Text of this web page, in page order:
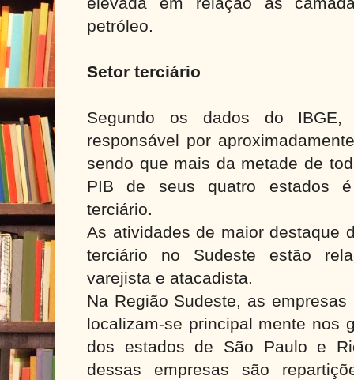
petróleo.
Setor terciário
Segundo os dados do
responsável por
sendo que mais da metade de
PIB de seus quatro estados
terciário.
As atividades de maior destaque
terciário no Sudeste estão
varejista e atacadista.
Na Região Sudeste, as
localizam-se principal mente nos
dos estados de São Paulo e
dessas empresas são